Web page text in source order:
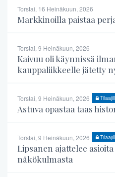
Torstai, 16 Heinäkuun, 2026
Markkinoilla paistaa
Torstai, 9 Heinäkuun, 2026
Kaivuu oli käynnissä
kauppaliikkeelle jätetty
Torstai, 9 Heinäkuun, 2026
Astuva opastaa taas
Torstai, 9 Heinäkuun, 2026
Lipsanen ajattelee
näkökulmasta